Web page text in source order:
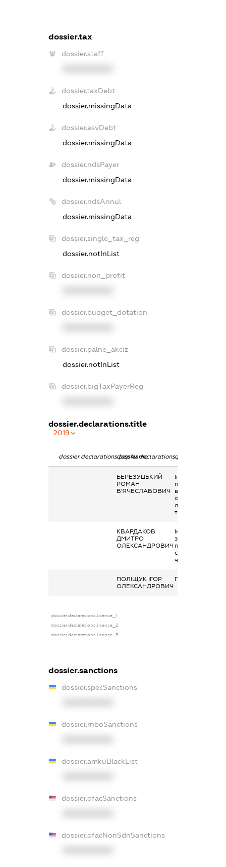
dossier.tax
dossier.staff
dossier.taxDebt
dossier.missingData
dossier.esvDebt
dossier.missingData
dossier.ndsPayer
dossier.missingData
dossier.ndsAnnul
dossier.missingData
dossier.single_tax_reg
dossier.notInList
dossier.non_profit
dossier.budget_dotation
dossier.palne_akciz
dossier.notInList
dossier.bigTaxPayerReg
dossier.declarations.title
2019
dossier.declarations.pepNamedossier.declarations.personName
БЕРЕЗУЦЬКИЙ
РОМАН
В'ЯЧЕСЛАВОВИЧ
Інше, Вартість
путівок на
відпочинок,
оздоровлення та
лікування на
території
КВАРДАКОВ
ДМИТРО
ОЛЕКСАНДРОВИЧ
Інше, виплата
здійснюється
професійними
спілками своїм
членам
ПОЛІЩУК ІГОР
ОЛЕКСАНДРОВИЧ
Приз
dossier.declarations.license_1
dossier.declarations.license_2
dossier.declarations.license_3
dossier.sanctions
dossier.specSanctions
dossier.rnboSanctions
dossier.amkuBlackList
dossier.ofacSanctions
dossier.ofacNonSdnSanctions